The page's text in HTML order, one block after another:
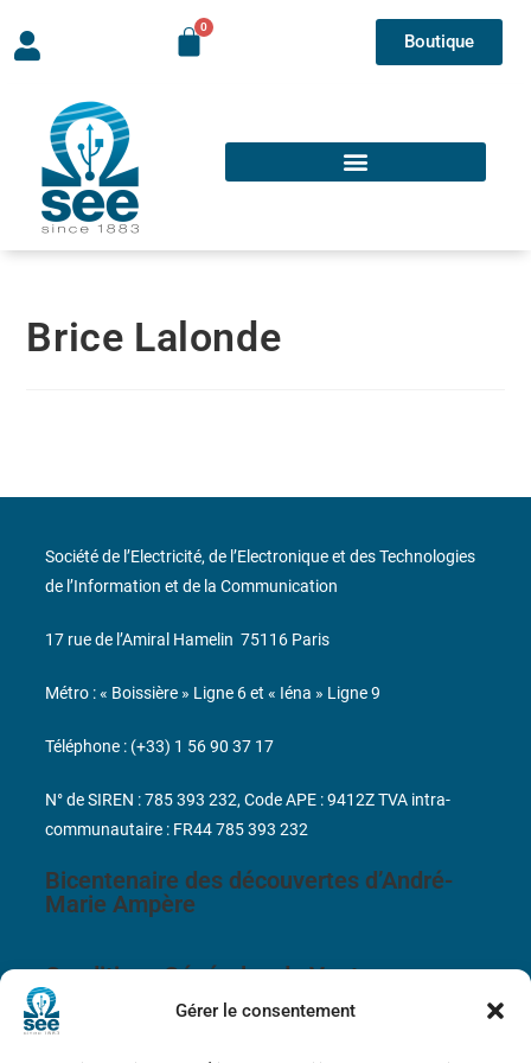
Gérer le consentement
Boutique
Brice Lalonde
Bicentenaire des découvertes d’André-
Marie Ampère
Conditions Générales de Vente
Société de l’Electricité, de l’Electronique et des Technologies
de l’Information et de la Communication
17 rue de l’Amiral Hamelin 75116 Paris
Métro : « Boissière » Ligne 6 et « Iéna » Ligne 9
Téléphone : (+33) 1 56 90 37 17
N° de SIREN : 785 393 232, Code APE : 9412Z TVA intra-
communautaire : FR44 785 393 232